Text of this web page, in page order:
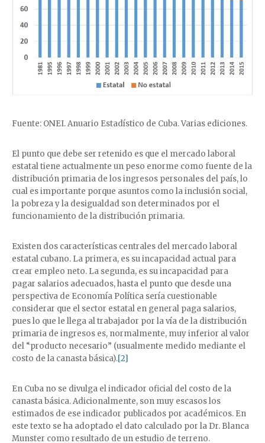
Fuente: ONEI. Anuario Estadístico de Cuba. Varias ediciones.
El punto que debe ser retenido es que el mercado laboral
estatal tiene actualmente un peso enorme como fuente de la
distribución primaria de los ingresos personales del país, lo
cual es importante porque asuntos como la inclusión social,
la pobreza y la desigualdad son determinados por el
funcionamiento de la distribución primaria.
Existen dos características centrales del mercado laboral
estatal cubano. La primera, es su incapacidad actual para
crear empleo neto. La segunda, es su incapacidad para
pagar salarios adecuados, hasta el punto que desde una
perspectiva de Economía Política sería cuestionable
considerar que el sector estatal en general paga salarios,
pues lo que le llega al trabajador por la vía de la distribución
primaria de ingresos es, normalmente, muy inferior al valor
del “producto necesario” (usualmente medido mediante el
costo de la canasta básica).[2]
En Cuba no se divulga el indicador oficial del costo de la
canasta básica. Adicionalmente, son muy escasos los
estimados de ese indicador publicados por académicos. En
este texto se ha adoptado el dato calculado por la Dr. Blanca
Munster como resultado de un estudio de terreno.